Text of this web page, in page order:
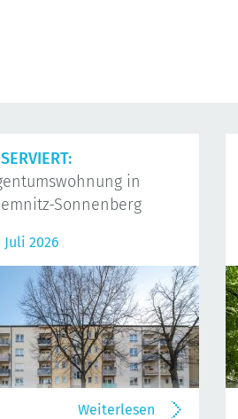
in
Sonnenberg
Juli 2026
Weiterlesen